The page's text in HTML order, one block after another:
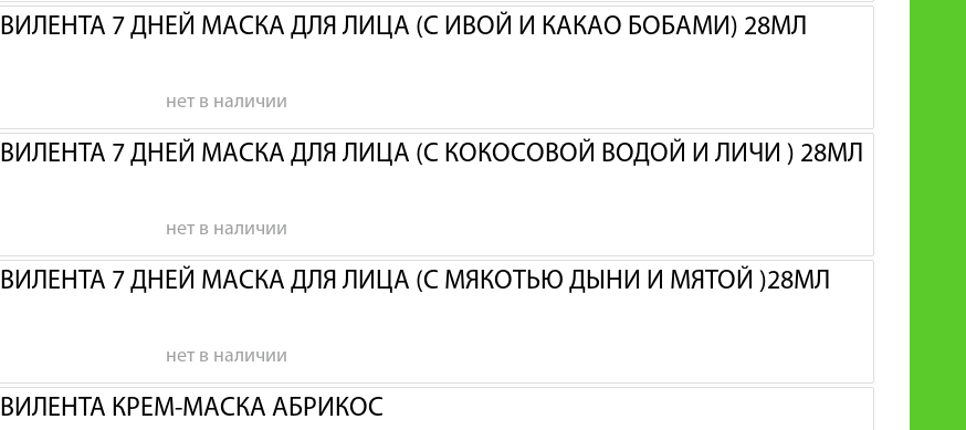
ВИЛЕНТА 7 ДНЕЙ МАСКА ДЛЯ ЛИЦА (С ИВОЙ И КАКАО БОБАМИ) 28МЛ
нет в наличии
ВИЛЕНТА 7 ДНЕЙ МАСКА ДЛЯ ЛИЦА (С КОКОСОВОЙ ВОДОЙ И ЛИЧИ ) 28МЛ
нет в наличии
ВИЛЕНТА 7 ДНЕЙ МАСКА ДЛЯ ЛИЦА (С МЯКОТЬЮ ДЫНИ И МЯТОЙ )28МЛ
нет в наличии
ВИЛЕНТА КРЕМ-МАСКА АБРИКОС